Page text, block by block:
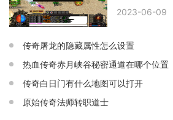
2023-06-09
传奇屠龙的隐藏属性怎么设置
热血传奇赤月峡谷秘密通道在哪个位置
传奇白日门有什么地图可以打开
原始传奇法师转职道士